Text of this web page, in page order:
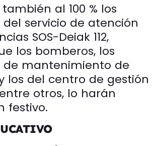
al 100 % los
servicio de atención
SOS-Deiak 112,
los bomberos, los
de mantenimiento de
los del centro de gestión
otros, lo harán
festivo.